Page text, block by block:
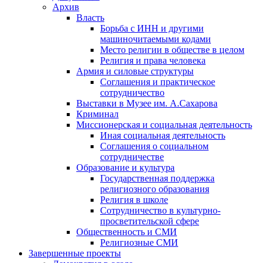
Архив
Власть
Борьба с ИНН и другими
машиночитаемыми кодами
Место религии в обществе в целом
Религия и права человека
Армия и силовые структуры
Соглашения и практическое
сотрудничество
Выставки в Музее им. А.Сахарова
Криминал
Миссионерская и социальная деятельность
Иная социальная деятельность
Соглашения о социальном
сотрудничестве
Образование и культура
Государственная поддержка
религиозного образования
Религия в школе
Сотрудничество в культурно-
просветительской сфере
Общественность и СМИ
Религиозные СМИ
Завершенные проекты